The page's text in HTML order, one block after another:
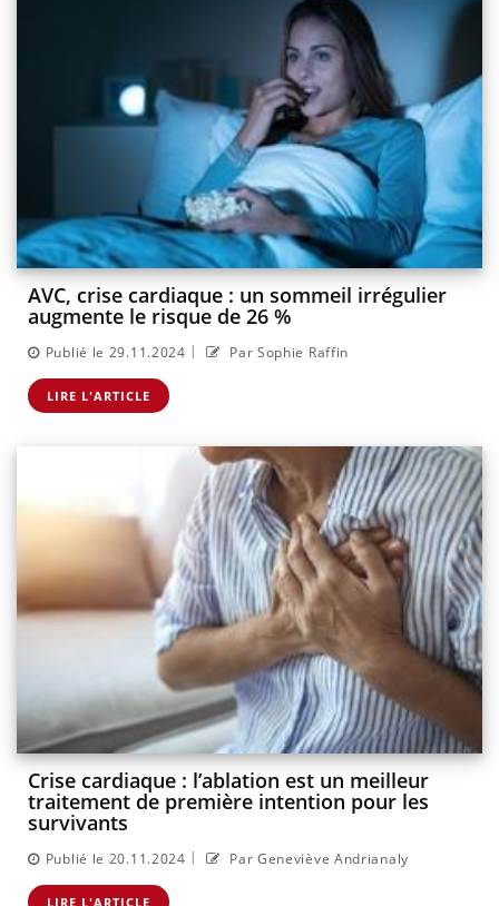
AVC, crise cardiaque : un sommeil irrégulier
augmente le risque de 26 %
Publié le 29.11.2024 | Par Sophie Raffin
LIRE L'ARTICLE
Crise cardiaque : l’ablation est un meilleur
traitement de première intention pour les
survivants
Publié le 20.11.2024 | Par Geneviève Andrianaly
LIRE L'ARTICLE